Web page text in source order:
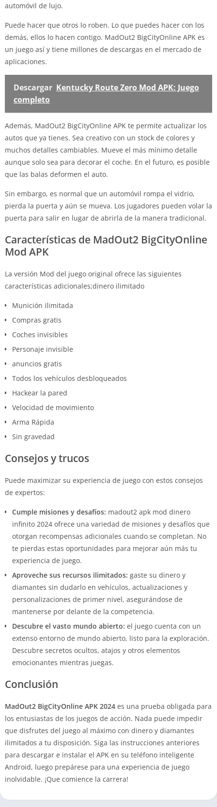
automóvil de lujo.
Puede hacer que otros lo roben. Lo que puedes hacer con los
demás, ellos lo hacen contigo. MadOut2 BigCityOnline APK es
un juego así y tiene millones de descargas en el mercado de
aplicaciones.
Descargar Kentucky Route Zero Mod APK: Juego
completo
Además, MadOut2 BigCityOnline APK te permite actualizar los
autos que ya tienes. Sea creativo con un stock de colores y
muchos detalles cambiables. Mueve el más mínimo detalle
aunque solo sea para decorar el coche. En el futuro, es posible
que las balas deformen el auto.
Sin embargo, es normal que un automóvil rompa el vidrio,
pierda la puerta y aún se mueva. Los jugadores pueden volar la
puerta para salir en lugar de abrirla de la manera tradicional.
Características de MadOut2 BigCityOnline
Mod APK
La versión Mod del juego original ofrece las siguientes
características adicionales;dinero ilimitado
Munición ilimitada
Compras gratis
Coches invisibles
Personaje invisible
anuncios gratis
Todos los vehículos desbloqueados
Hackear la pared
Velocidad de movimiento
Arma Rápida
Sin gravedad
Consejos y trucos
Puede maximizar su experiencia de juego con estos consejos
de expertos:
Cumple misiones y desafíos: madout2 apk mod dinero
infinito 2024 ofrece una variedad de misiones y desafíos que
otorgan recompensas adicionales cuando se completan. No
te pierdas estas oportunidades para mejorar aún más tu
experiencia de juego.
Aproveche sus recursos ilimitados: gaste su dinero y
diamantes sin dudarlo en vehículos, actualizaciones y
personalizaciones de primer nivel, asegurándose de
mantenerse por delante de la competencia.
Descubre el vasto mundo abierto: el juego cuenta con un
extenso entorno de mundo abierto, listo para la exploración.
Descubre secretos ocultos, atajos y otros elementos
emocionantes mientras juegas.
Conclusión
MadOut2 BigCityOnline APK 2024 es una prueba obligada para
los entusiastas de los juegos de acción. Nada puede impedir
que disfrutes del juego al máximo con dinero y diamantes
ilimitados a tu disposición. Siga las instrucciones anteriores
para descargar e instalar el APK en su teléfono inteligente
Android, luego prepárese para una experiencia de juego
inolvidable. ¡Que comience la carrera!